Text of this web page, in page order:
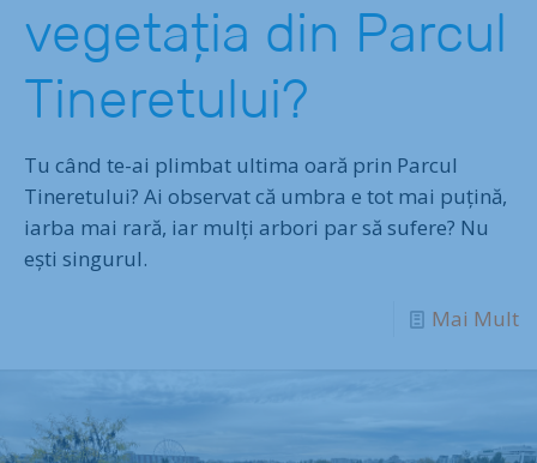
vegetația din Parcul
Tineretului?
Tu când te-ai plimbat ultima oară prin Parcul
Tineretului? Ai observat că umbra e tot mai puțină,
iarba mai rară, iar mulți arbori par să sufere? Nu
ești singurul.
Mai Mult